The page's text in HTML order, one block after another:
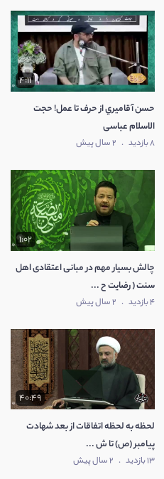
4:11
حسن آقاميري از حرف تا عمل! حجت
الاسلام عباسی
8 بازدید . 2 سال پیش
1:02
چالش بسیار مهم در مبانی اعتقادی اهل
سنت ( رضایت ح ...
4 بازدید . 2 سال پیش
40:49
لحظه به لحظه اتفاقات از بعد شهادت
پيامبر (ص) تا ش ...
13 بازدید . 2 سال پیش